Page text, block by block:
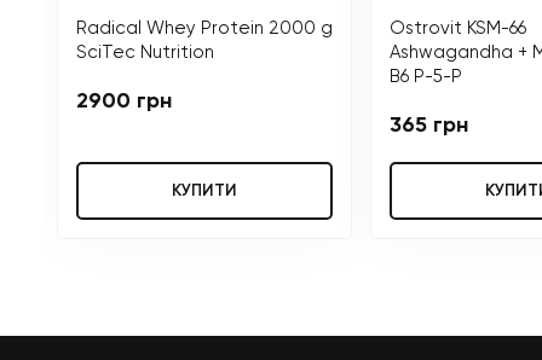
Radical Whey Protein 2000 g
SciTec Nutrition
2900 грн
КУПИТИ
Ostrovit KSM-66
Ashwagandha +
B6 P-5-P
365 грн